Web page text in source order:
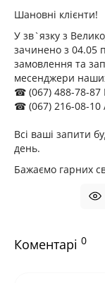
Шановні клієнти!
У зв`язку з
зачинено з 04.05
замовлення та
месенджери
☎ (067) 488-78-87
☎ (067) 216-08-10
Всі ваші запити
день.
Бажаємо гарних
Коментарі 0